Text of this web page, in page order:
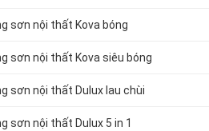
sơn nội thất Kova bóng
sơn nội thất Kova siêu bóng
sơn nội thất Dulux lau chùi
sơn nội thất Dulux 5 in 1